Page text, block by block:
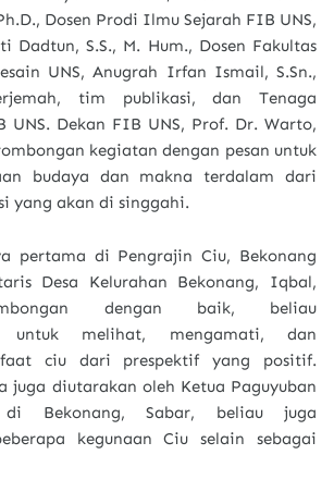
Dosen Prodi Ilmu Sejarah FIB UNS,
Dadtun, S.S., M. Hum., Dosen Fakultas
UNS, Anugrah Irfan Ismail, S.Sn.,
tim publikasi, dan Tenaga
UNS. Dekan FIB UNS, Prof. Dr. Warto,
kegiatan dengan pesan untuk
budaya dan makna terdalam dari
yang akan di singgahi.
pertama di Pengrajin Ciu, Bekonang
Desa Kelurahan Bekonang, Iqbal,
dengan baik, beliau
untuk melihat, mengamati, dan
ciu dari prespektif yang positif.
juga diutarakan oleh Ketua Paguyuban
Bekonang, Sabar, beliau juga
kegunaan Ciu selain sebagai